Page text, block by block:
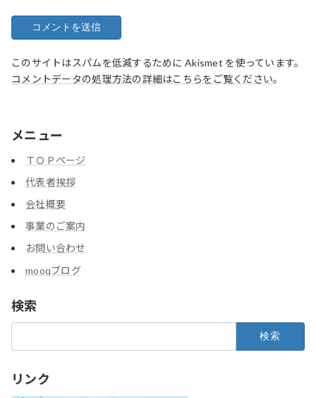
このサイトはスパムを低減するために Akismet を使っています。
コメントデータの処理方法の詳細はこちらをご覧ください。
メニュー
ＴＯＰページ
代表者挨拶
会社概要
事業のご案内
お問い合わせ
mooqブログ
検索
リンク